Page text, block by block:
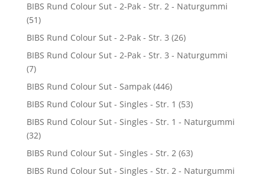
BIBS Rund Colour Sut - 2-Pak - Str. 2 - Naturgummi
(51)
BIBS Rund Colour Sut - 2-Pak - Str. 3 (26)
BIBS Rund Colour Sut - 2-Pak - Str. 3 - Naturgummi
(7)
BIBS Rund Colour Sut - Sampak (446)
BIBS Rund Colour Sut - Singles - Str. 1 (53)
BIBS Rund Colour Sut - Singles - Str. 1 - Naturgummi
(32)
BIBS Rund Colour Sut - Singles - Str. 2 (63)
BIBS Rund Colour Sut - Singles - Str. 2 - Naturgummi